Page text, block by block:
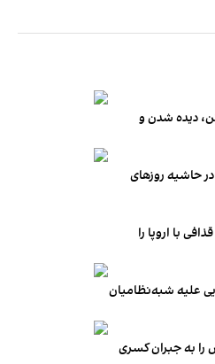
دیده شدن و
حاشیه روزهای
با اروپا را
علیه شبه‌نظامیان
را به جبران کسری